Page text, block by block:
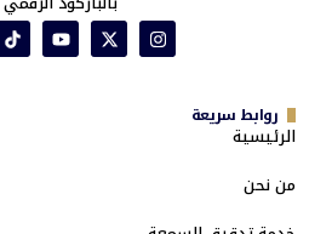
روابط سريعة
الرئيسية
من نحن